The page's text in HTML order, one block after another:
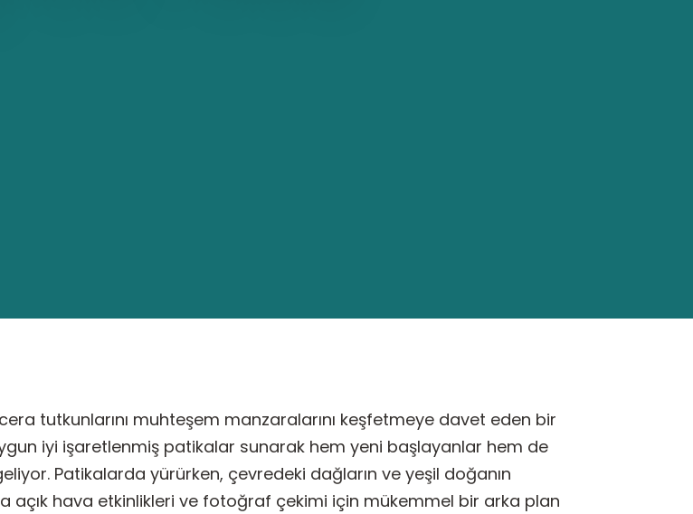
tutkunlarını muhteşem manzaralarını keşfetmeye davet eden bir
iyi işaretlenmiş patikalar sunarak hem yeni başlayanlar hem de
Patikalarda yürürken, çevredeki dağların ve yeşil doğanın
açık hava etkinlikleri ve fotoğraf çekimi için mükemmel bir arka plan